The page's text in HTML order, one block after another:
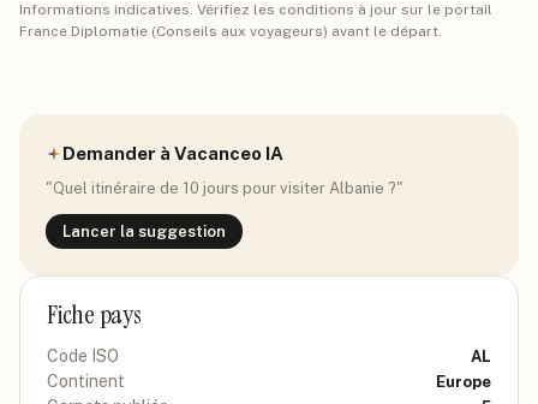
Informations indicatives. Vérifiez les conditions à jour sur le portail
France Diplomatie (Conseils aux voyageurs) avant le départ.
Demander à Vacanceo IA
"Quel itinéraire de 10 jours pour visiter Albanie ?"
Lancer la suggestion
Fiche pays
Code ISO AL
Continent Europe